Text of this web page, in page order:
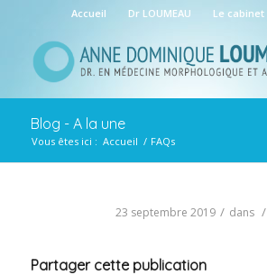
Accueil Dr LOUMEAU Le cabinet
Blog - A la une
Vous êtes ici : Accueil / FAQs
23 septembre 2019 / dans /
Partager cette publication